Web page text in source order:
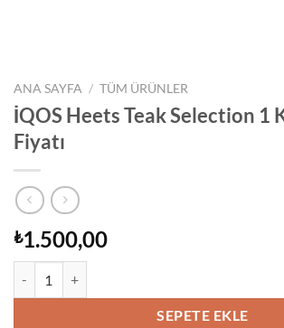
ANA SAYFA / TÜM ÜRÜNLER
İQOS Heets Teak Selection 1
Fiyatı
₺1.500,00
SEPETE EKLE